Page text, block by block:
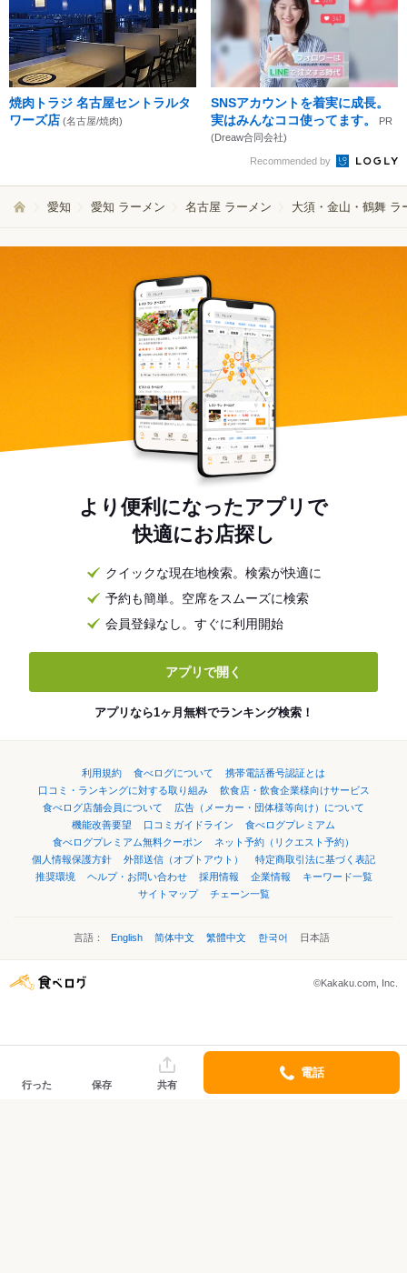
焼肉トラジ 名古屋セントラルタ
ワーズ店 (名古屋/焼肉)
SNSアカウントを着実に成長。
実はみんなココ使ってます。
PR
(Dreaw合同会社)
Recommended by
愛知 愛知 ラーメン 名古屋 ラーメン 大須・金山・鶴舞 ラ
より便利になったアプリで
快適にお店探し
クイックな現在地検索。検索が快適に
予約も簡単。空席をスムーズに検索
会員登録なし。すぐに利用開始
アプリで開く
アプリなら1ヶ月無料でランキング検索！
利用規約 食べログについて
携帯電話番号認証とは
口コミ・ランキングに対する取り組み
飲食店・飲食企業様向けサービス
食べログ店舗会員について
広告（メーカー・団体様等向け）について
機能改善要望
口コミガイドライン
食べログプレミアム
食べログプレミアム無料クーポン
ネット予約（リクエスト予約）
個人情報保護方針
外部送信（オプトアウト）
特定商取引法に基づく表記
推奨環境
ヘルプ・お問い合わせ 採用情報 企業情報
キーワード一覧
サイトマップ
チェーン一覧
言語： English 简体中文 繁體中文 한국어 日本語
©Kakaku.com, Inc.
行った 保存 共有
電話